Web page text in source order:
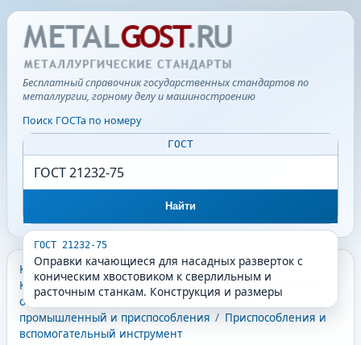
Бесплатный справочник государственных стандартов по
металлургии, горному делу и машиностроению
Поиск ГОСТа по номеру
ГОСТ
Найти
ГОСТ 21232-75
Оправки качающиеся для насадных разверток с
коническим хвостовиком к сверлильным и
расточным станкам. Конструкция и размеры
КГС - Классификатор государственных стандартов
Классификатор государственных стандартов /
оборудование и инструмент
/ Инструмент
промышленный и приспособления / Приспособления и
вспомогательный инструмент